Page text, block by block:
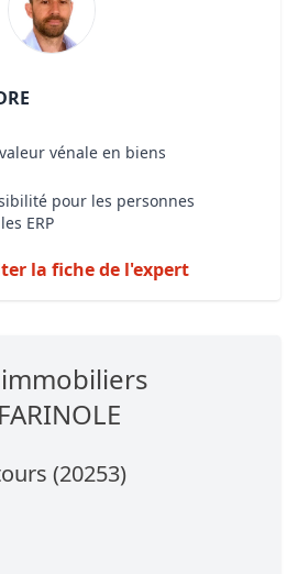
vénale en biens
pour les personnes
ERP
la fiche de l'expert
(20253)